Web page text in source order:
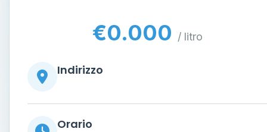
€0.000 / litro
Indirizzo
Orario